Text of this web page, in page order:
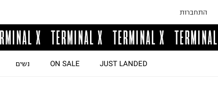
התחברות
JUST LANDED
ON SALE נשים